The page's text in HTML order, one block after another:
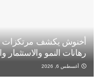
رهانات النمو والاستثمار
أغسطس 6, 2026